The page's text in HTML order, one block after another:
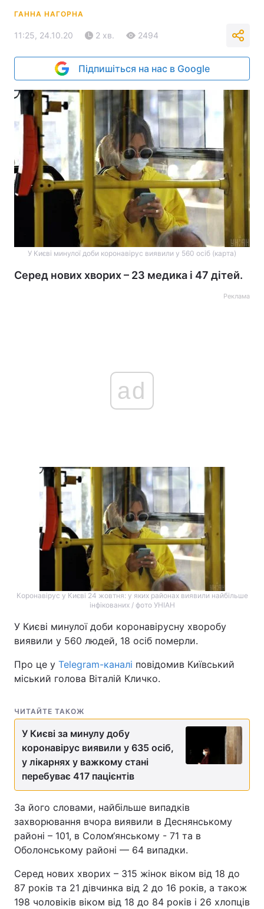
ГАННА НАГОРНА
11:25, 24.10.20 2 хв. 2494
Підпишіться на нас в Google
У Києві минулої доби коронавірус виявили у 560 осіб (карта)
Серед нових хворих – 23 медика і 47 дітей.
Реклама
ad
Коронавірус у Києві 24 жовтня: у яких районах виявили найбільше
інфікованих / фото УНІАН
У Києві минулої доби коронавірусну хворобу
виявили у 560 людей, 18 осіб померли.
Про це у Telegram-каналі повідомив Київський
міський голова Віталій Кличко.
ЧИТАЙТЕ ТАКОЖ
У Києві за минулу добу
коронавірус виявили у 635 осіб,
у лікарнях у важкому стані
перебуває 417 пацієнтів
За його словами, найбільше випадків
захворювання вчора виявили в Деснянському
районі – 101, в Солом‘янському - 71 та в
Оболонському районі — 64 випадки.
Серед нових хворих – 315 жінок віком від 18 до
87 років та 21 дівчинка від 2 до 16 років, а також
198 чоловіків віком від 18 до 84 рокiв і 26 хлопців